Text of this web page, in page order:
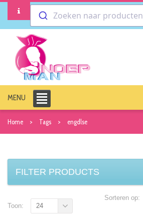
Zoeken naar producten
MENU
Home Tags engdlse
FILTER PRODUCTS
Sorteren op:
Toon: 24